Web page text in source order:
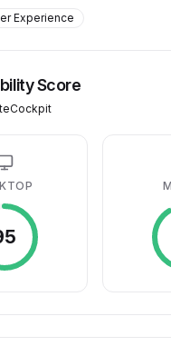
Experience
Score